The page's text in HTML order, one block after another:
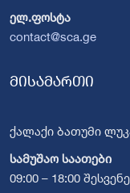
ელ.ფოსტა
contact@sca.ge
მისამართი
ქალაქი ბათუმი
სამუშაო საათები
09:00 – 18:00